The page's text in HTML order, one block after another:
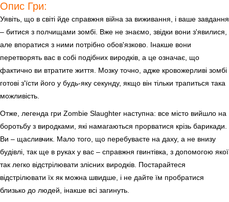
Опис Гри:
Уявіть, що в світі йде справжня війна за виживання, і ваше завдання
– битися з полчищами зомбі. Вже не знаємо, звідки вони з'явилися,
але впоратися з ними потрібно обов'язково. Інакше вони
перетворять вас в собі подібних виродків, а це означає, що
фактично ви втратите життя. Мозку точно, адже кровожерливі зомбі
готові з'їсти його у будь-яку секунду, якщо він тільки трапиться така
можливість.
Отже, легенда гри Zombie Slaughter наступна: все місто вийшло на
боротьбу з виродками, які намагаються прорватися крізь барикади.
Ви – щасливчик. Мало того, що перебуваєте на даху, а не внизу
будівлі, так ще в руках у вас – справжня гвинтівка, з допомогою якої
так легко відстрілювати злісних виродків. Постарайтеся
відстрілювати їх як можна швидше, і не дайте їм пробратися
близько до людей, інакше всі загинуть.